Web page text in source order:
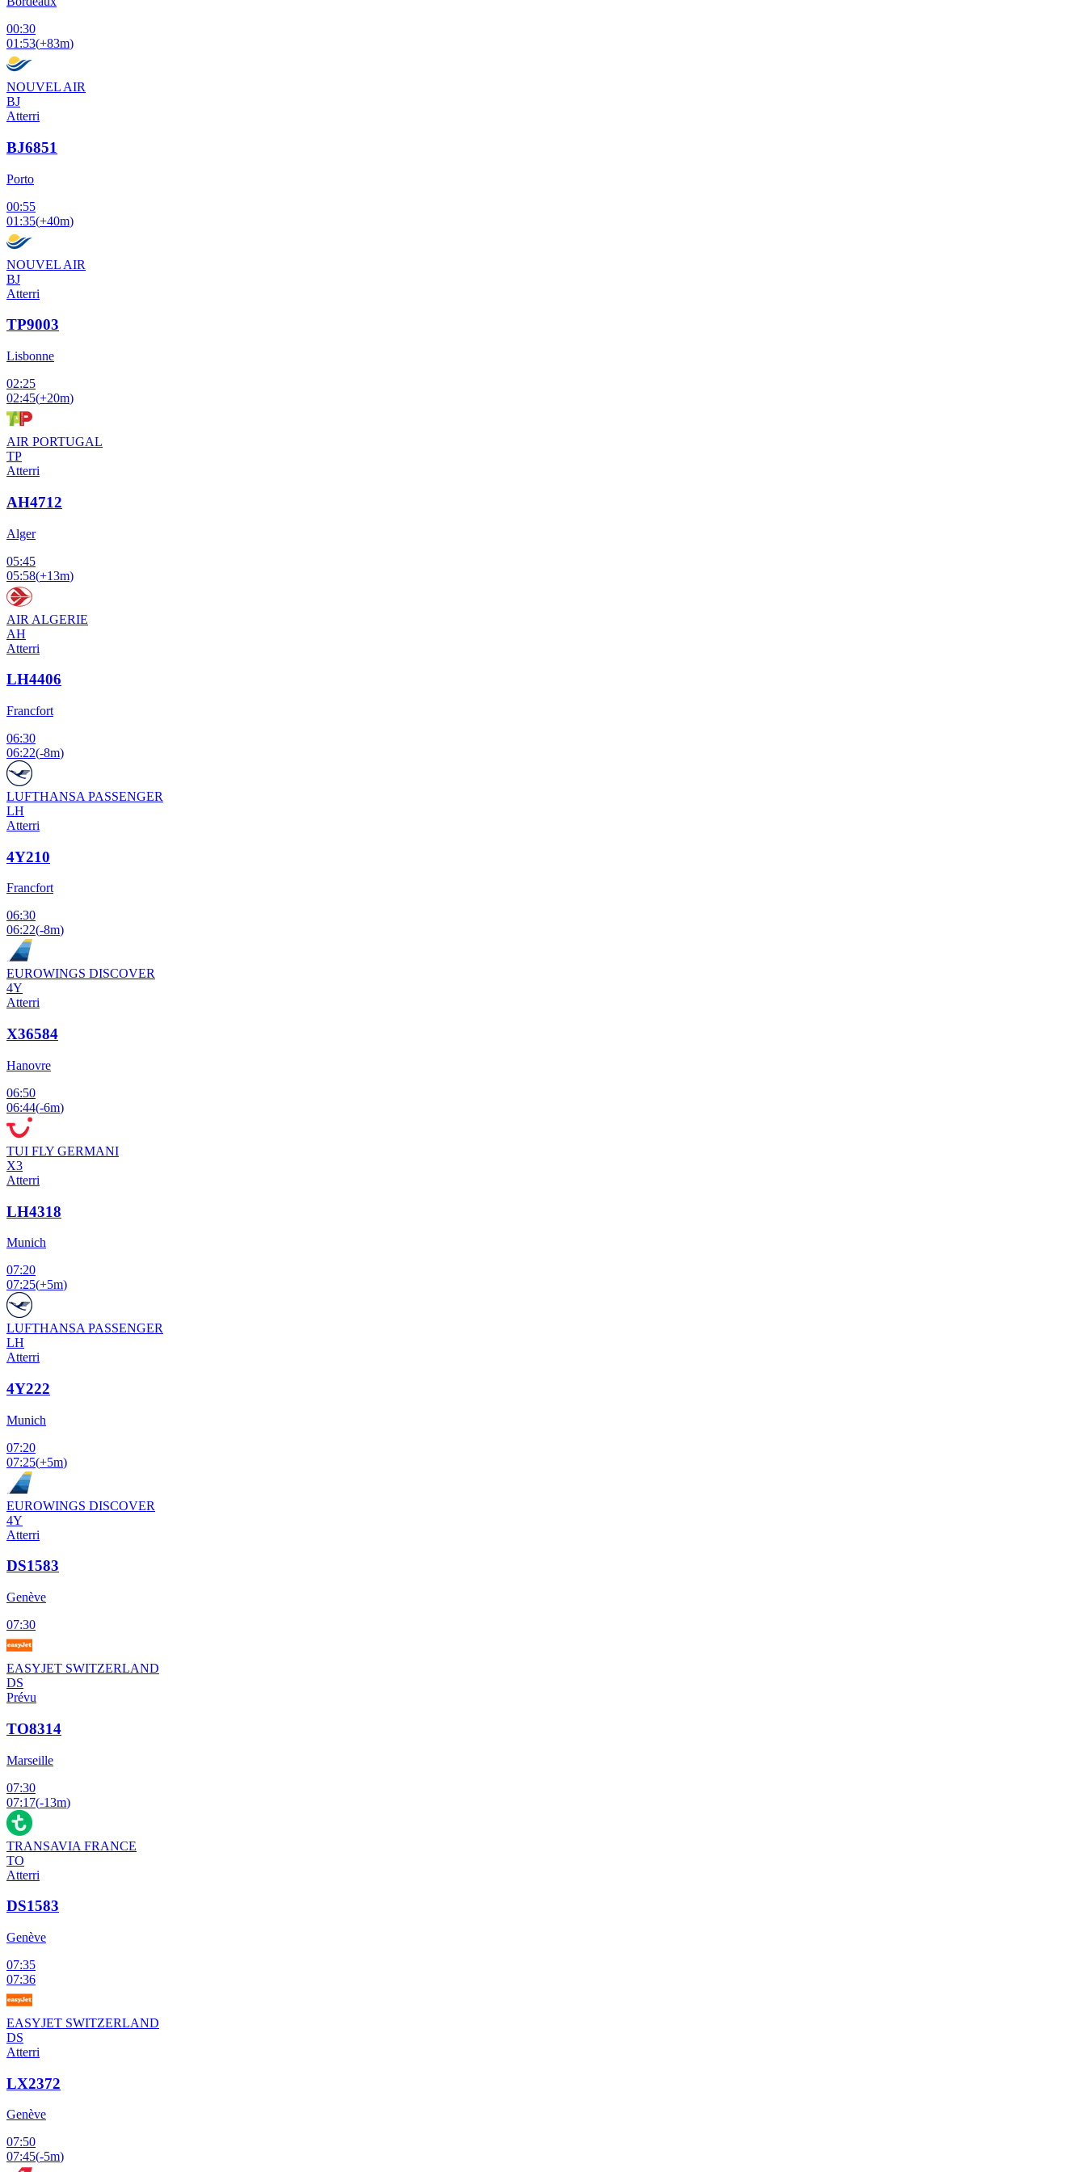
00:30
01:53(+83m)
NOUVEL AIR
BJ
Atterri
BJ6851
Porto
00:55
01:35(+40m)
NOUVEL AIR
BJ
Atterri
TP9003
Lisbonne
02:25
02:45(+20m)
AIR PORTUGAL
TP
Atterri
AH4712
Alger
05:45
05:58(+13m)
AIR ALGERIE
AH
Atterri
LH4406
Francfort
06:30
06:22(-8m)
LUFTHANSA PASSENGER
LH
Atterri
4Y210
Francfort
06:30
06:22(-8m)
EUROWINGS DISCOVER
4Y
Atterri
X36584
Hanovre
06:50
06:44(-6m)
TUI FLY GERMANI
X3
Atterri
LH4318
Munich
07:20
07:25(+5m)
LUFTHANSA PASSENGER
LH
Atterri
4Y222
Munich
07:20
07:25(+5m)
EUROWINGS DISCOVER
4Y
Atterri
DS1583
Genève
07:30
EASYJET SWITZERLAND
DS
Prévu
TO8314
Marseille
07:30
07:17(-13m)
TRANSAVIA FRANCE
TO
Atterri
DS1583
Genève
07:35
07:36
EASYJET SWITZERLAND
DS
Atterri
LX2372
Genève
07:50
07:45(-5m)